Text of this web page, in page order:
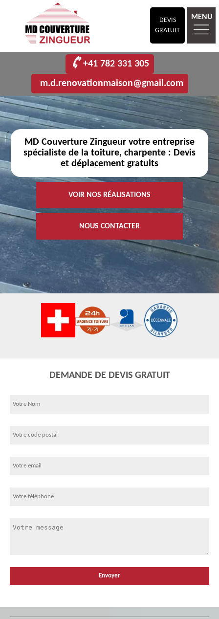
DEVIS
GRATUIT
MENU
+41 782 331 305
m.d.renovationmaison@gmail.com
MD Couverture Zingueur votre entreprise
spécialiste de la toiture, charpente : Devis
et déplacement gratuits
VOIR NOS RÉALISATIONS
NOUS CONTACTER
DEMANDE DE DEVIS GRATUIT